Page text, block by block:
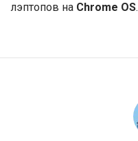
лэптопов на Chrome OS.